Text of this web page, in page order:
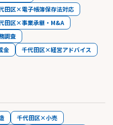
田区×電子帳簿保存法対応
田区×事業承継・M&A
調査
金
千代田区×経営アドバイス
千代田区×小売